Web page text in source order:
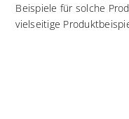
Beispiele für solche
vielseitige